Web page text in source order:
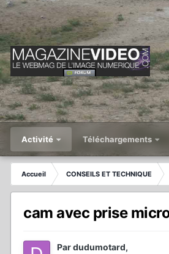
Activité Téléchargements
Accueil CONSEILS ET TECHNIQUE
cam avec prise
Pardudumotard,